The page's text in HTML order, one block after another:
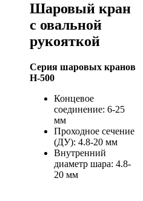
Шаровый кран
с овальной
рукояткой
Серия шаровых кранов
H-500
Концевое
соединение: 6-25
мм
Проходное сечение
(ДУ): 4.8-20 мм
Внутренний
диаметр шара: 4.8-
20 мм